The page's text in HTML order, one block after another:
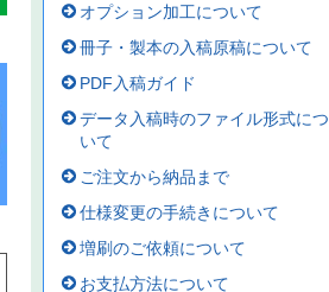
オプション加工について
冊子・製本の入稿原稿について
PDF入稿ガイド
データ入稿時のファイル形式につ
いて
ご注文から納品まで
仕様変更の手続きについて
増刷のご依頼について
お支払方法について